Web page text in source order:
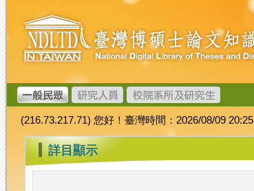
跳
到
主
要
內
容
臺
灣
博
碩
士
論
文
加
值
系
統
(216.73.217.71) 您好！臺灣時間：2026/08/09 20:25
::: 詳目顯示